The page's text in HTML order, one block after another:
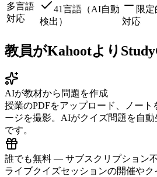
多言語
対応
41言語（AI自動
検出）
限
対応
教員がKahootより
AIが教材から問題を作成
授業のPDFをアップロード、ノー
ージを撮影。AIがクイズ問題を自
です。
誰でも無料 — サブスクリプション
ライブクイズセッションの開催や